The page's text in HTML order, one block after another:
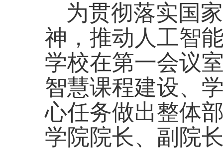
为贯彻落实国
神，推动人工智
学校在第一会议
智慧课程建设、
心任务做出整体
学院院长、副院